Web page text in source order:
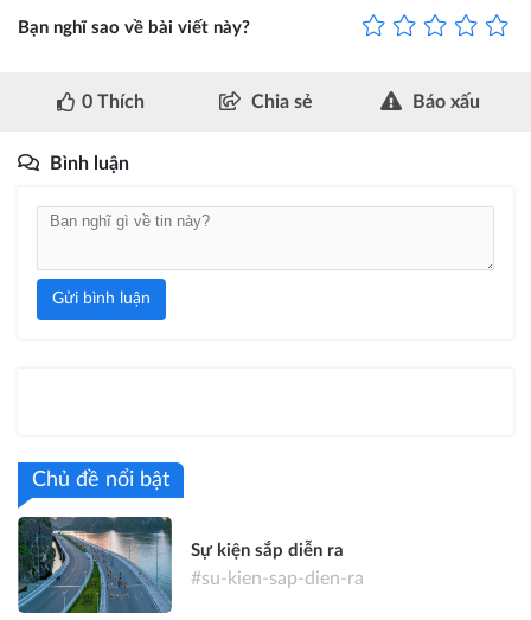
Bạn nghĩ sao về bài viết này?
0 Thích Chia sẻ Báo xấu
Bình luận
Gửi bình luận
Chủ đề nổi bật
Sự kiện sắp diễn ra
#su-kien-sap-dien-ra